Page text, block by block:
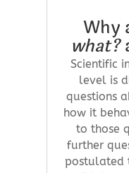
Why
what?
Scientific
level is
questions
how it
to those
further
postulated